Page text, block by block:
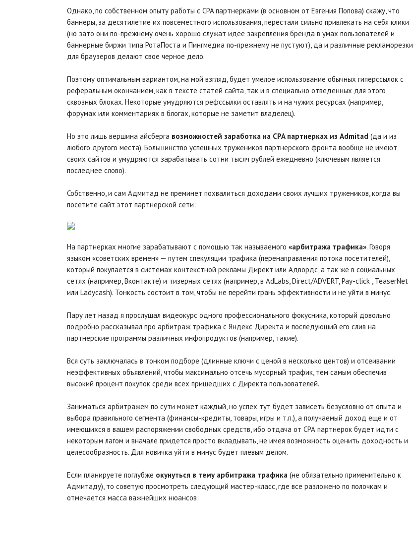
Однако, по собственном опыту работы с CPA партнерками (в основном от Евгения Попова) скажу, что
баннеры, за десятилетие их повсеместного использования, перестали сильно привлекать на себя клики
(но зато они по-прежнему очень хорошо служат идее закрепления бренда в умах пользователей и
баннерные биржи типа РотаПоста и Пингмедиа по-прежнему не пустуют), да и различные рекламорезки
для браузеров делают свое черное дело.
Поэтому оптимальным вариантом, на мой взгляд, будет умелое использование обычных гиперссылок с
реферальным окончанием, как в тексте статей сайта, так и в специально отведенных для этого
сквозных блоках. Некоторые умудряются рефссылки оставлять и на чужих ресурсах (например,
форумах или комментариях в блогах, которые не заметит владелец).
Но это лишь вершина айсберга возможностей заработка на CPA партнерках из Admitad (да и из
любого другого места). Большинство успешных тружеников партнерского фронта вообще не имеют
своих сайтов и умудряются зарабатывать сотни тысяч рублей ежедневно (ключевым является
последнее слово).
Собственно, и сам Адмитад не преминет похвалиться доходами своих лучших тружеников, когда вы
посетите сайт этот партнерской сети:
На партнерках многие зарабатывают с помощью так называемого «арбитража трафика». Говоря
языком «советских времен» — путем спекуляции трафика (перенаправления потока посетителей),
который покупается в системах контекстной рекламы Директ или Адвордс, а так же в социальных
сетях (например, Вконтакте) и тизерных сетях (например, в AdLabs, Direct/ADVERT, Pay-click , TeaserNet
или Ladycash). Тонкость состоит в том, чтобы не перейти грань эффективности и не уйти в минус.
Пару лет назад я прослушал видеокурс одного профессионального фокусника, который довольно
подробно рассказывал про арбитраж трафика с Яндекс Директа и последующий его слив на
партнерские программы различных инфопродуктов (например, такие).
Вся суть заключалась в тонком подборе (длинные ключи с ценой в несколько центов) и отсеивании
неэффективных объявлений, чтобы максимально отсечь мусорный трафик, тем самым обеспечив
высокий процент покупок среди всех пришедших с Директа пользователей.
Заниматься арбитражем по сути может каждый, но успех тут будет зависеть безусловно от опыта и
выбора правильного сегмента (финансы-кредиты, товары, игры и т.п.), а получаемый доход еще и от
имеющихся в вашем распоряжении свободных средств, ибо отдача от СРА партнерок будет идти с
некоторым лагом и вначале придется просто вкладывать, не имея возможность оценить доходность и
целесообразность. Для новичка уйти в минус будет плевым делом.
Если планируете поглубже окунуться в тему арбитража трафика (не обязательно применительно к
Адмитаду), то советую просмотреть следующий мастер-класс, где все разложено по полочкам и
отмечается масса важнейших нюансов: